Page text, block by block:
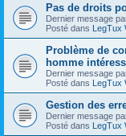
Pas de droits
Dernier message
Posté dans LegTux
Problème de
homme
Dernier message
Posté dans LegTux
Gestion des
Dernier message
Posté dans LegTux